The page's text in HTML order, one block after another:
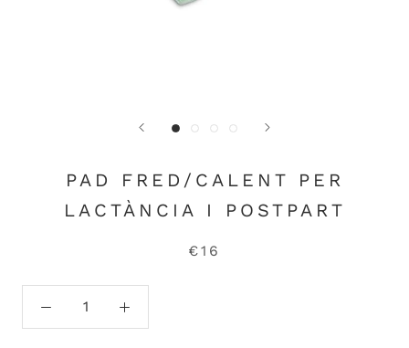
PAD FRED/CALENT PER
LACTÀNCIA I POSTPART
€16